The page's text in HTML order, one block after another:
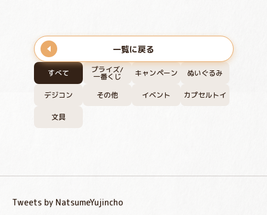
すべて プライズ/
一番くじ キャンペーン ぬいぐるみ
デジコン その他 イベント カプセルトイ
文具
一覧に戻る
Tweets by NatsumeYujincho